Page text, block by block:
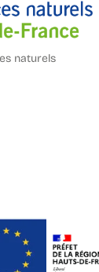
naturels